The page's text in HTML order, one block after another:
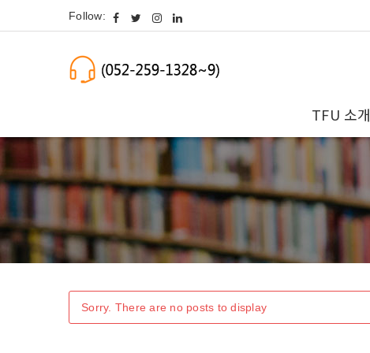
Follow:
TFU 소개
Sorry. There are no posts to display